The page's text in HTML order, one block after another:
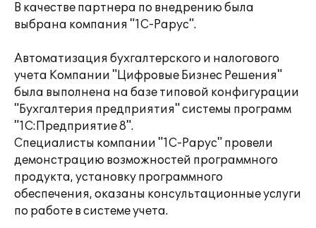
В качестве партнера по внедрению была
выбрана компания "1С-Рарус".
Автоматизация бухгалтерского и налогового
учета Компании "Цифровые Бизнес Решения"
была выполнена на базе типовой конфигурации
"Бухгалтерия предприятия" системы программ
"1С:Предприятие 8".
Специалисты компании "1С-Рарус" провели
демонстрацию возможностей программного
продукта, установку программного
обеспечения, оказаны консультационные услуги
по работе в системе учета.